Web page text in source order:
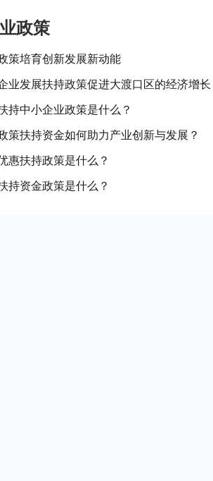
政策
策培育创新发展新动能
业发展扶持政策促进大渡口区的经济增
持中小企业政策是什么？
策扶持资金如何助力产业创新与发展？
惠扶持政策是什么？
持资金政策是什么？